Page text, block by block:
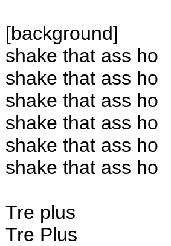
[background]
shake that ass ho
shake that ass ho
shake that ass ho
shake that ass ho
shake that ass ho
shake that ass ho
Tre plus
Tre Plus